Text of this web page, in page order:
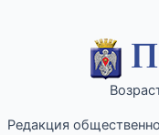
Редакция